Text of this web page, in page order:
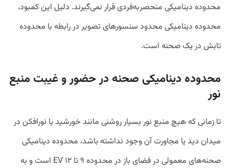
محدوده دینامیکی منحصربه‌فردی قرار نمی‌­گیرند. دلیل این کمبود،
محدوده دینامیکی محدود سنسورهای تصویر در رابطه با محدوده
تابش در یک صحنه است.
محدوده دینامیکی صحنه در حضور و غیبت منبع
نور
تا زمانی که هیچ منبع نور بسیار روشنی مانند خورشید یا نورافکن در
میدان دید یا مجاورت آن وجود نداشته‌ باشد، محدوده دینامیکی
صحنه‌های معمولی در فضای باز در محدوده ۹ تا ۱۲ EV است و به